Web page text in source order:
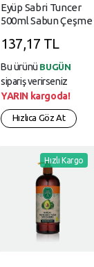
Eyüp Sabri Tuncer
500ml Sabun Çeşme
137,17 TL
Bu ürünü BUGÜN
sipariş verirseniz
YARIN kargoda!
Hızlıca Göz At
Hızlı Kargo